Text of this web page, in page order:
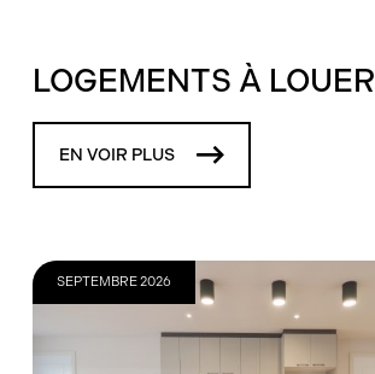
LOGEMENTS À LOUER
EN VOIR PLUS
SEPTEMBRE 2026